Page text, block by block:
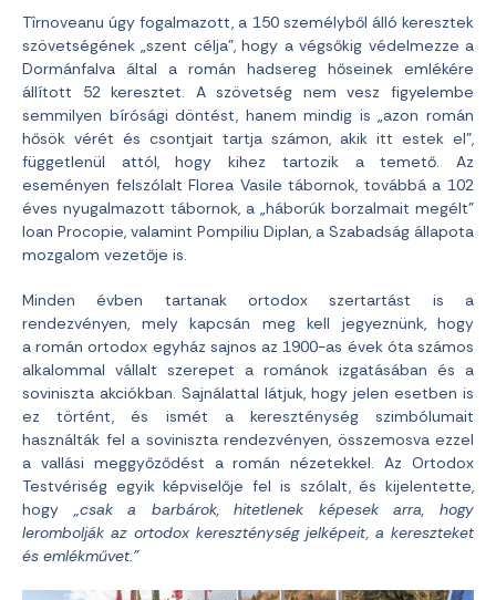
Tîrnoveanu úgy fogalmazott, a 150 személyből álló keresztek
szövetségének „szent célja”, hogy a végsőkig védelmezze a
Dormánfalva által a román hadsereg hőseinek emlékére
állított 52 keresztet. A szövetség nem vesz figyelembe
semmilyen bírósági döntést, hanem mindig is „azon román
hősök vérét és csontjait tartja számon, akik itt estek el”,
függetlenül attól, hogy kihez tartozik a temető. Az
eseményen felszólalt Florea Vasile tábornok, továbbá a 102
éves nyugalmazott tábornok, a „háborúk borzalmait megélt”
Ioan Procopie, valamint Pompiliu Diplan, a Szabadság állapota
mozgalom vezetője is.
Minden évben tartanak ortodox szertartást is a
rendezvényen, mely kapcsán meg kell jegyeznünk, hogy
a román ortodox egyház sajnos az 1900-as évek óta számos
alkalommal vállalt szerepet a románok izgatásában és a
soviniszta akciókban. Sajnálattal látjuk, hogy jelen esetben is
ez történt, és ismét a kereszténység szimbólumait
használták fel a soviniszta rendezvényen, összemosva ezzel
a vallási meggyőződést a román nézetekkel. Az Ortodox
Testvériség egyik képviselője fel is szólalt, és kijelentette,
hogy
„csak a barbárok, hitetlenek képesek arra, hogy
lerombolják az ortodox kereszténység jelképeit, a kereszteket
és emlékművet.”